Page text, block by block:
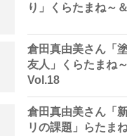
り」くらたまね～
倉田真由美さん「
友人」くらたまね
Vol.18
倉田真由美さん「
リの課題」らたま